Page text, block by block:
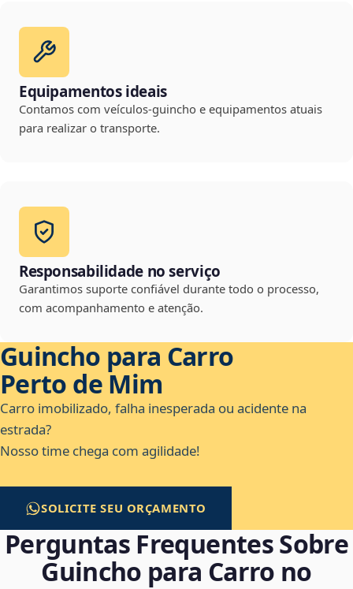
Equipamentos ideais
Contamos com veículos-guincho e equipamentos atuais
para realizar o transporte.
Responsabilidade no serviço
Garantimos suporte confiável durante todo o processo,
com acompanhamento e atenção.
Guincho para Carro
Perto de Mim
Carro imobilizado, falha inesperada ou acidente na
estrada?
Nosso time chega com agilidade!
SOLICITE SEU ORÇAMENTO
Perguntas Frequentes Sobre
Guincho para Carro no